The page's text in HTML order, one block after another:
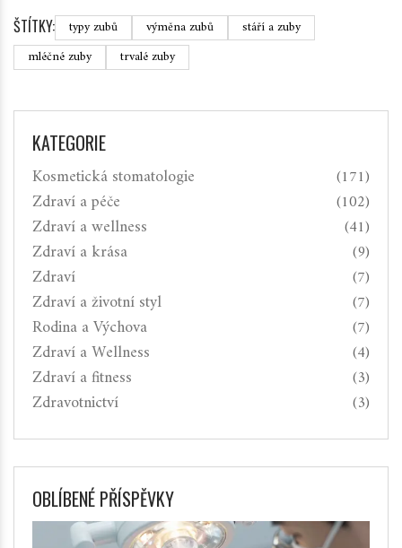
ŠTÍTKY: typy zubů výměna zubů
stáří a zuby
mléčné zuby
trvalé zuby
KATEGORIE
Kosmetická stomatologie (171)
Zdraví a péče (102)
Zdraví a wellness (41)
Zdraví a krása (9)
Zdraví (7)
Zdraví a životní styl (7)
Rodina a Výchova (7)
Zdraví a Wellness (4)
Zdraví a fitness (3)
Zdravotnictví (3)
OBLÍBENÉ PŘÍSPĚVKY